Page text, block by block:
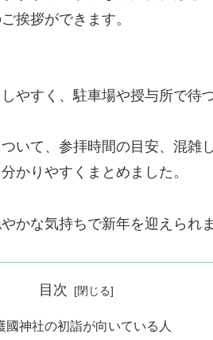
挨拶ができます。
やすく、駐車場や授与所で待
いて、参拝時間の目安、混雑
かりやすくまとめました。
かな気持ちで新年を迎えられま
目次
國神社の初詣が向いている人